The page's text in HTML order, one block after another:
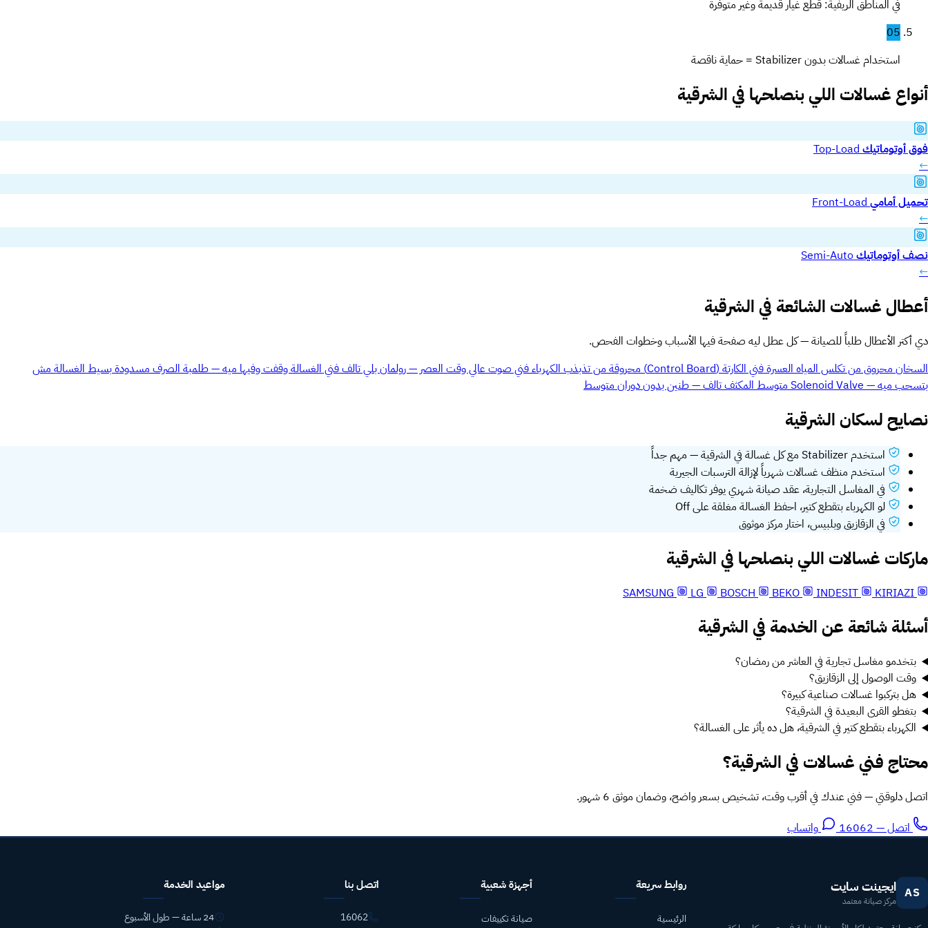
في المناطق الريفية: قطع غيار قديمة وغير متوفرة
05
استخدام غسالات بدون Stabilizer = حماية ناقصة
أنواع غسالات اللي بنصلحها في الشرقية
فوق أوتوماتيكTop-Load
←
تحميل أماميFront-Load
←
نصف أوتوماتيكSemi-Auto
←
أعطال غسالات الشائعة في الشرقية
دي أكتر الأعطال طلباً للصيانة — كل عطل ليه صفحة فيها الأسباب وخطوات الفحص.
السخان محروق من تكلس المياه العسرةفنيالكارتة (Control Board) محروقة من تذبذب الكهرباء فنيصوت عالي وقت العصر — رولمان بلي تالففنيالغسالة وقفت وفيها ميه — طلمبة الصرف مسدودةبسيطالغسالة مش
بتسحب ميه — Solenoid Valve
متوسطالمكثف تالف — طنين بدون دورانمتوسط
نصايح لسكان الشرقية
استخدم Stabilizer مع كل غسالة في الشرقية — مهم جداً
استخدم منظف غسالات شهرياً لإزالة الترسبات الجيرية
في المغاسل التجارية، عقد صيانة شهري يوفر تكاليف ضخمة
لو الكهرباء بتقطع كتير، احفظ الغسالة مغلقة على Off
في الزقازيق وبلبيس، اختار مركز موثوق
ماركات غسالات اللي بنصلحها في الشرقية
SAMSUNG LG BOSCH BEKO INDESIT KIRIAZI
أسئلة شائعة عن الخدمة في الشرقية
بتخدمو مغاسل تجارية في العاشر من رمضان؟
وقت الوصول إلى الزقازيق؟
هل بتركبوا غسالات صناعية كبيرة؟
بتغطو القرى البعيدة في الشرقية؟
الكهرباء بتقطع كتير في الشرقية، هل ده يأثر على الغسالة؟
محتاج فني غسالات في الشرقية؟
اتصل دلوقتي — فني عندك في أقرب وقت، تشخيص بسعر واضح، وضمان موثق 6 شهور.
اتصل — 16062
واتساب
AS ايجينت سايت
مركز صيانة معتمد
روابط سريعة
الرئيسية
أجهزة شعبية
صيانة تكييفات
اتصل بنا
16062
مواعيد الخدمة
24 ساعة — طول الأسبوع